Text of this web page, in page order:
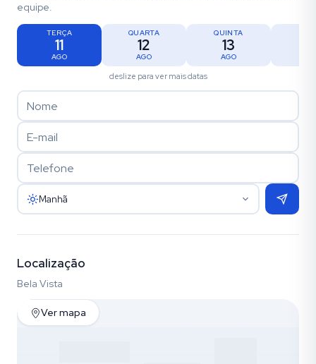
equipe.
TERÇA
11
AGO
QUARTA
12
AGO
QUINTA
13
AGO
deslize para ver mais datas
Manhã
Localização
Bela Vista
Ver mapa